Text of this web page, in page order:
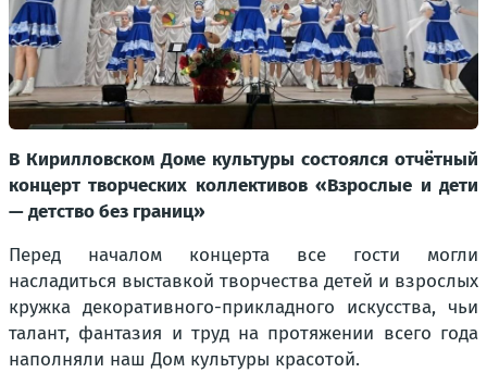
В Кирилловском Доме культуры состоялся отчётный
концерт творческих коллективов «Взрослые и дети
— детство без границ»
Перед началом концерта все гости могли
насладиться выставкой творчества детей и взрослых
кружка декоративного-прикладного искусства, чьи
талант, фантазия и труд на протяжении всего года
наполняли наш Дом культуры красотой.